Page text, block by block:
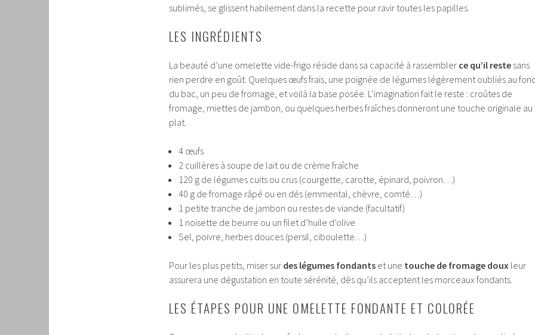
sublimés, se glissent habilement dans la recette pour ravir toutes les papilles.
LES INGRÉDIENTS
La beauté d’une omelette vide-frigo réside dans sa capacité à rassembler ce qu’il reste sans
rien perdre en goût. Quelques œufs frais, une poignée de légumes légèrement oubliés au
du bac, un peu de fromage, et voilà la base posée. L’imagination fait le reste : croûtes de
fromage, miettes de jambon, ou quelques herbes fraîches donneront une touche originale au
plat.
4 œufs
2 cuillères à soupe de lait ou de crème fraîche
120 g de légumes cuits ou crus (courgette, carotte, épinard, poivron…)
40 g de fromage râpé ou en dés (emmental, chèvre, comté…)
1 petite tranche de jambon ou restes de viande (facultatif)
1 noisette de beurre ou un filet d’huile d’olive
Sel, poivre, herbes douces (persil, ciboulette…)
Pour les plus petits, miser sur des légumes fondants et une touche de fromage doux leur
assurera une dégustation en toute sérénité, dès qu’ils acceptent les morceaux fondants.
LES ÉTAPES POUR UNE OMELETTE FONDANTE ET COLORÉE